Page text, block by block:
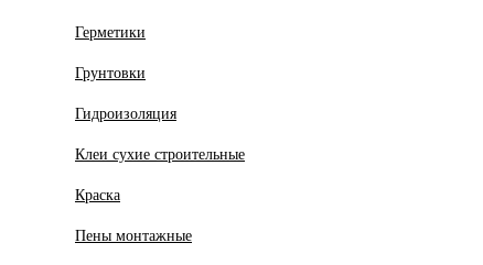
Герметики
Грунтовки
Гидроизоляция
Клеи сухие строительные
Краска
Пены монтажные